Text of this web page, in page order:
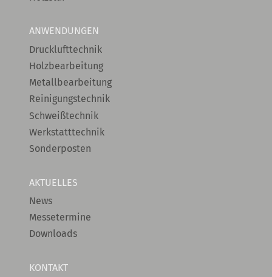
ANWENDUNGEN
Drucklufttechnik
Holzbearbeitung
Metallbearbeitung
Reinigungstechnik
Schweißtechnik
Werkstatttechnik
Sonderposten
AKTUELLES
News
Messetermine
Downloads
KONTAKT